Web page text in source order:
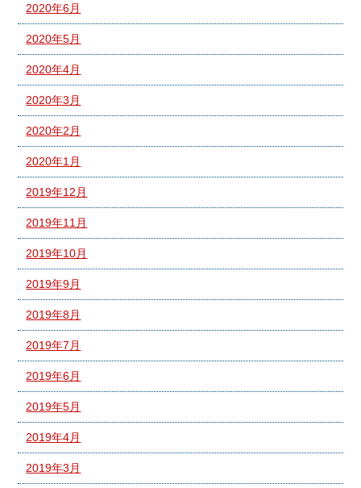
2020年6月
2020年5月
2020年4月
2020年3月
2020年2月
2020年1月
2019年12月
2019年11月
2019年10月
2019年9月
2019年8月
2019年7月
2019年6月
2019年5月
2019年4月
2019年3月